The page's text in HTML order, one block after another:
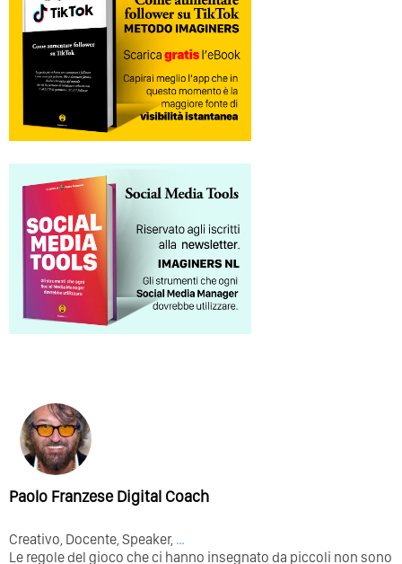
Paolo Franzese Digital Coach
Creativo, Docente, Speaker, …
Le regole del gioco che ci hanno insegnato da piccoli non sono